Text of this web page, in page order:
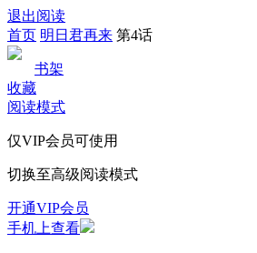
退出阅读
首页 明日君再来 第4话
书架
收藏
阅读模式
仅VIP会员可使用
切换至高级阅读模式
开通VIP会员
手机上查看